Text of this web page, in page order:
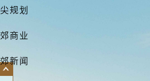
规划
商业
新闻